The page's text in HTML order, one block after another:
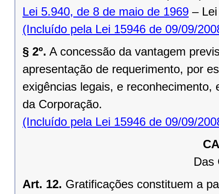
Lei 5.940, de 8 de maio de 1969 –
(Incluído pela Lei 15946 de 09/09/
§ 2º. A concessão da vantagem
apresentação de requerimento, por
exigências legais, e
da Corporação.
(Incluído pela Lei 15946 de 09/09/
Das
Art. 12. Gratificações constituem a